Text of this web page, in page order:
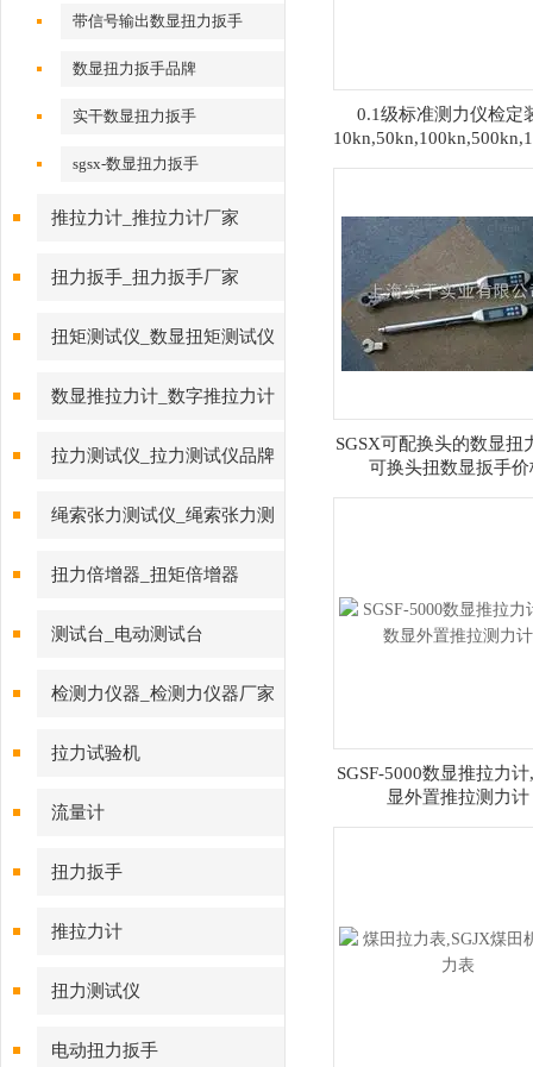
带信号输出数显扭力扳手
数显扭力扳手品牌
实干数显扭力扳手
sgsx-数显扭力扳手
推拉力计_推拉力计厂家
扭力扳手_扭力扳手厂家
扭矩测试仪_数显扭矩测试仪
数显推拉力计_数字推拉力计
拉力测试仪_拉力测试仪品牌
绳索张力测试仪_绳索张力测
试仪
扭力倍增器_扭矩倍增器
测试台_电动测试台
检测力仪器_检测力仪器厂家
拉力试验机
流量计
扭力扳手
推拉力计
扭力测试仪
电动扭力扳手
0.1级标准测力仪检定
SGSX可配换头的数显扭
可换头扭数显扳手价
SGSF-5000数显推拉力
显外置推拉测力计